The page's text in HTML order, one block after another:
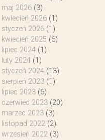
maj 2026(3)
kwiecień 2026(1)
styczeń 2026(1)
kwiecień 2025 (6)
lipiec 2024(1)
luty 2024(1)
styczeń 2024(13)
sierpień 2023(1)
lipiec 2023(6)
czerwiec 2023(20)
marzec 2023(3)
listopad 2022(2)
wrzesień 2022(3)